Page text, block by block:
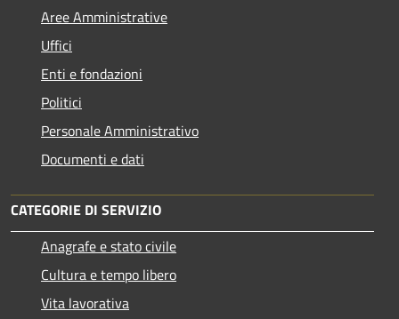
Aree Amministrative
Uffici
Enti e fondazioni
Politici
Personale Amministrativo
Documenti e dati
CATEGORIE DI SERVIZIO
Anagrafe e stato civile
Cultura e tempo libero
Vita lavorativa